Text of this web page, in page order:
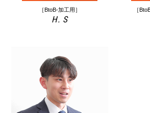
［BtoB-加工用］
H. S
［